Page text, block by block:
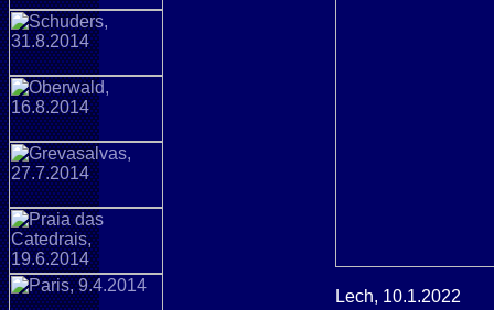
Lech, 10.1.2022